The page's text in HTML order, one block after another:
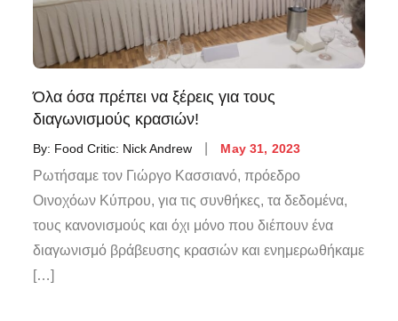
Όλα όσα πρέπει να ξέρεις για τους
διαγωνισμούς κρασιών!
By: Food Critic: Nick Andrew May 31, 2023
Ρωτήσαμε τον Γιώργο Κασσιανό, πρόεδρο
Οινοχόων Κύπρου, για τις συνθήκες, τα δεδομένα,
τους κανονισμούς και όχι μόνο που διέπουν ένα
διαγωνισμό βράβευσης κρασιών και ενημερωθήκαμε
[…]